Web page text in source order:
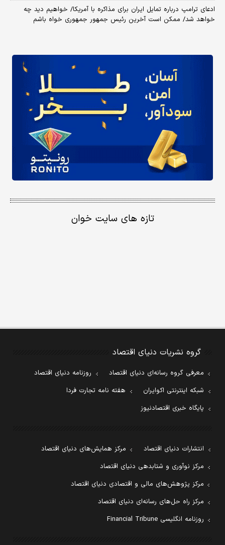
ادعای ترامپ درباره تمایل ایران برای مذاکره با آمریکا/ خواهیم دید چه
خواهد شد/ ممکن است آخرین رئیس‌ جمهور جمهوری خواه باشم
تازه های سایت خوان
گروه نشریات دنیای اقتصاد
معرفی گروه رسانه‌ای دنیای اقتصاد
روزنامه دنیای اقتصاد
شبکه اینترنتی اکوایران
هفته نامه تجارت فردا
پایگاه خبری اقتصادنیوز
انتشارات دنیای اقتصاد
مرکز همایش‌های دنیای اقتصاد
مرکز نوآوری و شتابدهی دنیای اقتصاد
مرکز پژوهش‌های مالی و اقتصادی دنیای اقتصاد
مرکز راه حل‌های رسانه‌ای دنیای اقتصاد
روزنامه انگلیسی Financial Tribune